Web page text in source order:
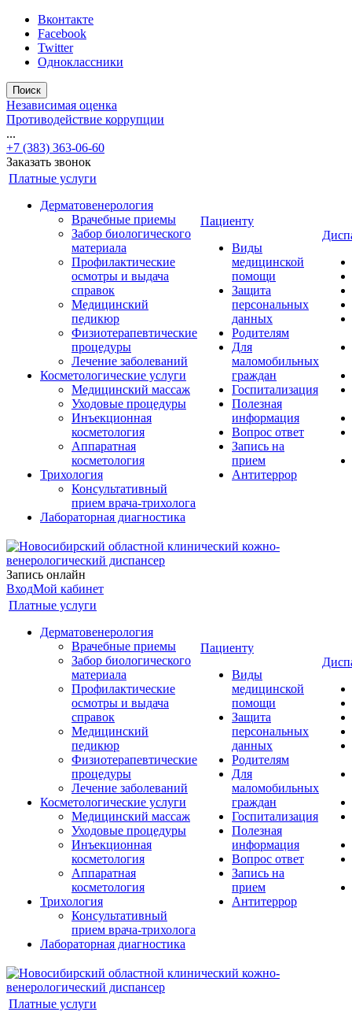
Вконтакте
Facebook
Twitter
Одноклассники
Поиск
Независимая оценка
Противодействие коррупции
...
+7 (383) 363-06-60
Заказать звонок
Платные услуги
Дерматовенерология
Врачебные приемы
Забор биологического
материала
Профилактические
осмотры и выдача
справок
Медицинский
педикюр
Физиотерапевтические
процедуры
Лечение заболеваний
Косметологические услуги
Медицинский массаж
Уходовые процедуры
Инъекционная
косметология
Аппаратная
косметология
Трихология
Консультативный
прием врача-трихолога
Лабораторная диагностика
Пациенту
Виды
медицинской
помощи
Защита
персональных
данных
Родителям
Для
маломобильных
граждан
Госпитализация
Полезная
информация
Вопрос ответ
Запись на
прием
Антитеррор
Запись онлайн
ВходМой кабинет
Платные услуги
Дерматовенерология
Врачебные приемы
Забор биологического
материала
Профилактические
осмотры и выдача
справок
Медицинский
педикюр
Физиотерапевтические
процедуры
Лечение заболеваний
Косметологические услуги
Медицинский массаж
Уходовые процедуры
Инъекционная
косметология
Аппаратная
косметология
Трихология
Консультативный
прием врача-трихолога
Лабораторная диагностика
Пациенту
Виды
медицинской
помощи
Защита
персональных
данных
Родителям
Для
маломобильных
граждан
Госпитализация
Полезная
информация
Вопрос ответ
Запись на
прием
Антитеррор
Платные услуги